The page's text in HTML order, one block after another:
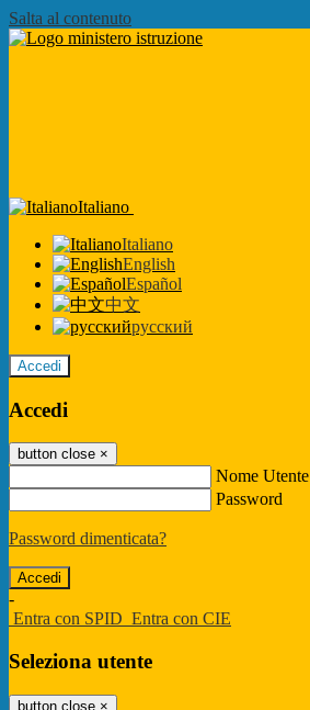
Salta al contenuto
Italiano
Italiano
English
Español
中文
русский
Accedi
Accedi
button close ×
Nome Utente
Password
Password dimenticata?
-
Entra con SPID Entra con CIE
Seleziona utente
button close ×